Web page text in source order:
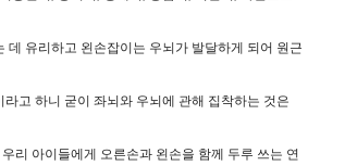
유리하고 왼손잡이는 우뇌가 발달하게 되어 원근
고 하니 굳이 좌뇌와 우뇌에 관해 집착하는 것은
리 아이들에게 오른손과 왼손을 함께 두루 쓰는 연